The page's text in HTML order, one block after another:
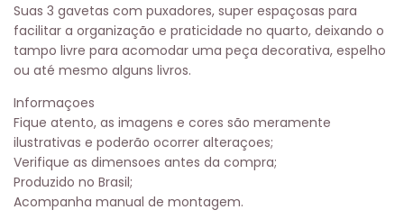
Suas 3 gavetas com puxadores, super espaçosas para
facilitar a organização e praticidade no quarto, deixando o
tampo livre para acomodar uma peça decorativa, espelho
ou até mesmo alguns livros.
Informaçoes
Fique atento, as imagens e cores são meramente
ilustrativas e poderão ocorrer alteraçoes;
Verifique as dimensoes antes da compra;
Produzido no Brasil;
Acompanha manual de montagem.